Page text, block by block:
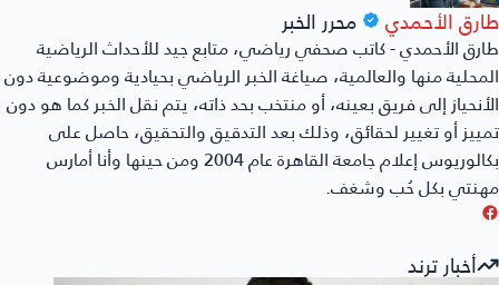
طارق الأحمدي محرر الخبر
طارق الأحمدي - كاتب صحفي رياضي، متابع جيد للأحداث الرياضية
المحلية منها والعالمية، صياغة الخبر الرياضي بحيادية وموضوعية دون
الأنحياز إلى فريق بعينه، أو منتخب بحد ذاته، يتم نقل الخبر كما هو دون
تمييز أو تغيير لحقائق، وذلك بعد التدقيق والتحقيق، حاصل على
بكالوريوس إعلام جامعة القاهرة عام 2004 ومن حينها وأنا أمارس
مهنتي بكل حُب وشغف.
أخبار ترند